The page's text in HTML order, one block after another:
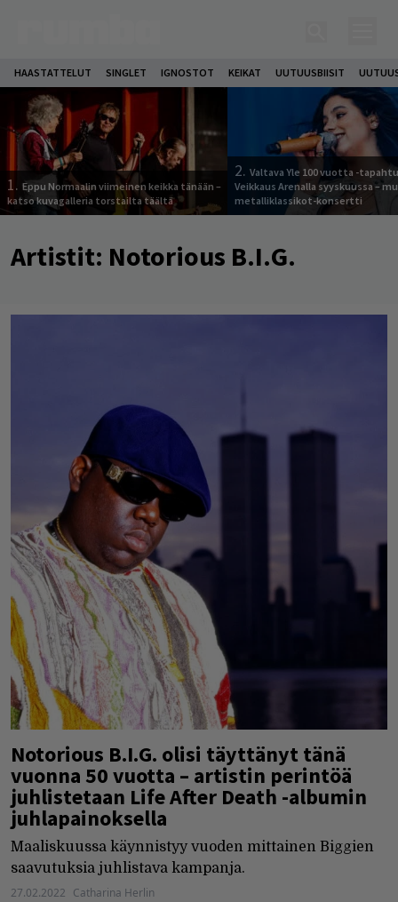
HAASTATTELUT SINGLET IGNOSTOT KEIKAT UUTUUSBIISIT
1. Eppu Normaalin viimeinen keikka tänään –
katso kuvagalleria torstailta täältä
2. Valtava Yle 100 vuotta -
Veikkaus Arenalla syyskuussa –
metalliklassikot-konsertti
Artistit: Notorious B.I.G.
Notorious B.I.G. olisi täyttänyt tänä
vuonna 50 vuotta – artistin perintöä
juhlistetaan Life After Death -albumin
juhlapainoksella
Maaliskuussa käynnistyy vuoden mittainen Biggien
saavutuksia juhlistava kampanja.
27.02.2022 Catharina Herlin